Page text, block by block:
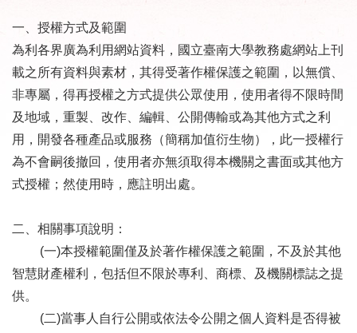
一、授權方式及範圍
為利各界廣為利用網站資料，國立臺南大學教務處網站上刊
載之所有資料與素材，其得受著作權保護之範圍，以無償、
非專屬，得再授權之方式提供公眾使用，使用者得不限時間
及地域，重製、改作、編輯、公開傳輸或為其他方式之利
用，開發各種產品或服務（簡稱加值衍生物），此一授權行
為不會嗣後撤回，使用者亦無須取得本機關之書面或其他方
式授權；然使用時，應註明出處。
二、相關事項說明：
(一)本授權範圍僅及於著作權保護之範圍，不及於其他
智慧財產權利，包括但不限於專利、商標、及機關標誌之提
供。
(二)當事人自行公開或依法令公開之個人資料是否得被